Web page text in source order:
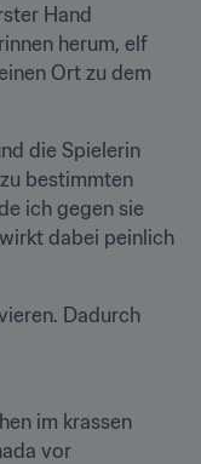
Hand
herum, elf
Ort zu dem
die Spielerin
bestimmten
ich gegen sie
dabei peinlich
Dadurch
im krassen
vor